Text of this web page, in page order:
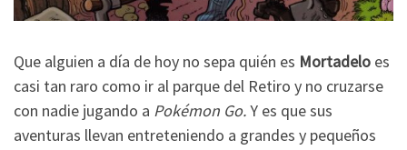
Que alguien a día de hoy no sepa quién es Mortadelo es
casi tan raro como ir al parque del Retiro y no cruzarse
con nadie jugando a Pokémon Go.Y es que sus
aventuras llevan entreteniendo a grandes y pequeños